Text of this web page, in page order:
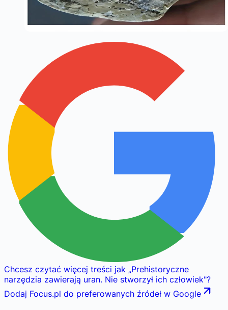
Chcesz czytać więcej treści jak „Prehistoryczne
narzędzia zawierają uran. Nie stworzył ich człowiek"?
Dodaj Focus.pl do preferowanych źródeł w Google